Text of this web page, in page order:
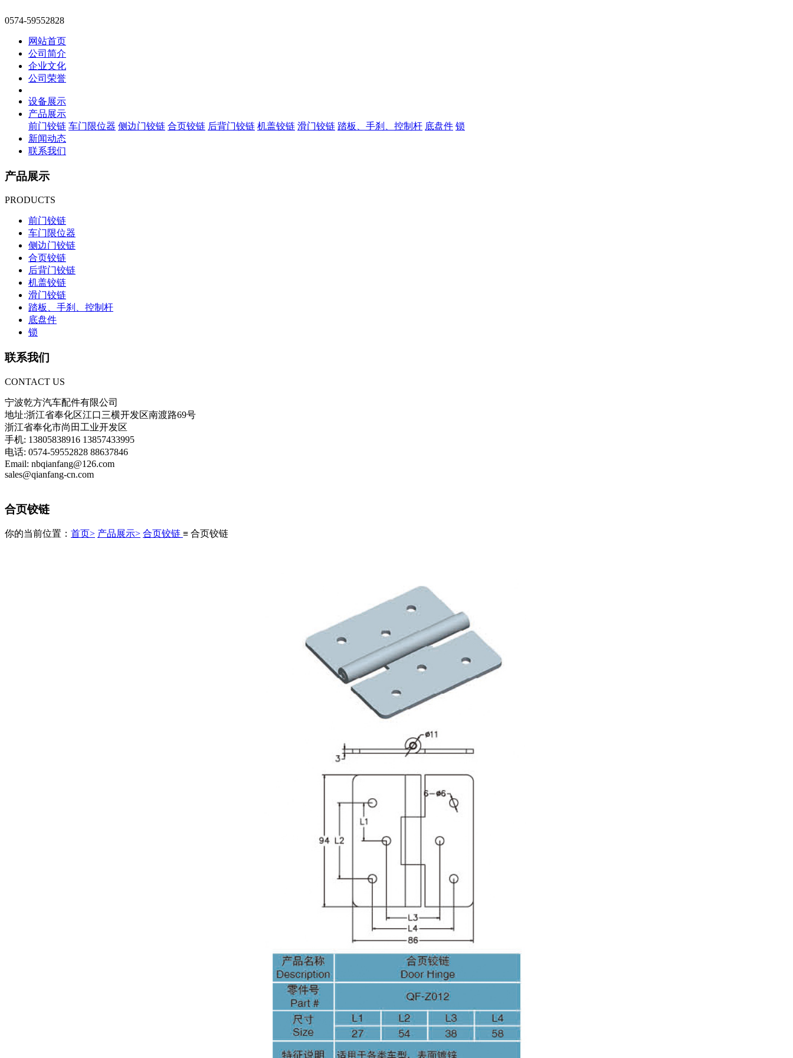
0574-59552828
网站首页
公司简介
企业文化
公司荣誉
设备展示
产品展示
前门铰链 车门限位器 侧边门铰链 合页铰链 后背门铰链 机盖铰链 滑门铰链 踏板、手刹、控制杆 底盘件 锁
新闻动态
联系我们
产品展示
PRODUCTS
前门铰链
车门限位器
侧边门铰链
合页铰链
后背门铰链
机盖铰链
滑门铰链
踏板、手刹、控制杆
底盘件
锁
联系我们
CONTACT US
宁波乾方汽车配件有限公司
地址:浙江省奉化区江口三横开发区南渡路69号
浙江省奉化市尚田工业开发区
手机: 13805838916 13857433995
电话: 0574-59552828 88637846
Email: nbqianfang@126.com
sales@qianfang-cn.com
合页铰链
你的当前位置： 首页> 产品展示> 合页铰链 ≡ 合页铰链